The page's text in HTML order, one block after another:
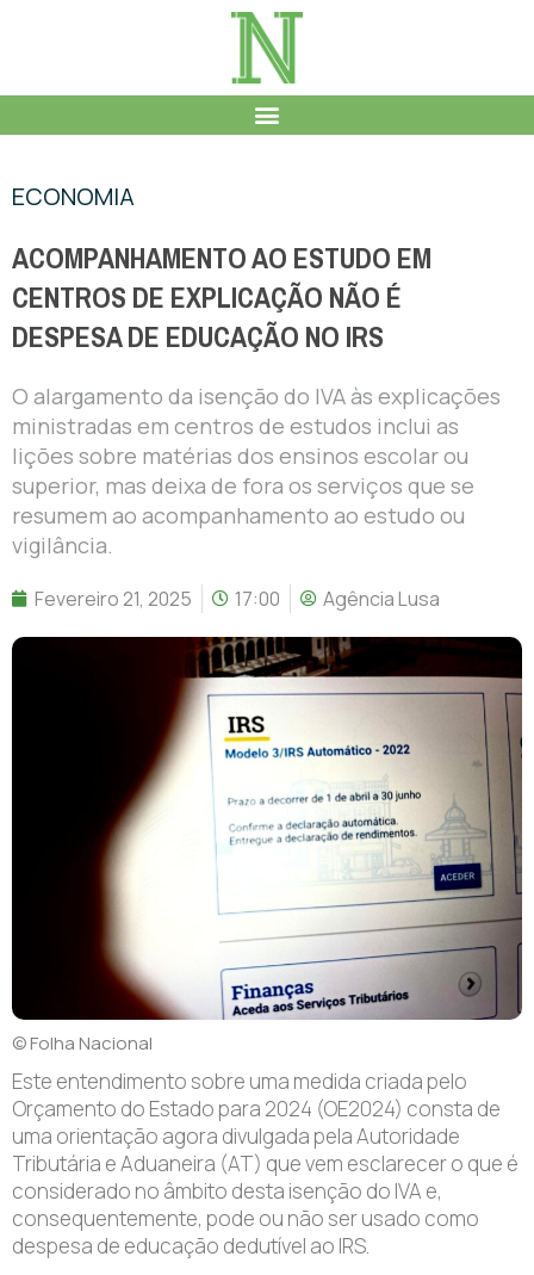
ECONOMIA
ACOMPANHAMENTO AO ESTUDO EM
CENTROS DE EXPLICAÇÃO NÃO É
DESPESA DE EDUCAÇÃO NO IRS
O alargamento da isenção do IVA às explicações
ministradas em centros de estudos inclui as
lições sobre matérias dos ensinos escolar ou
superior, mas deixa de fora os serviços que se
resumem ao acompanhamento ao estudo ou
vigilância.
Fevereiro 21, 2025 17:00 Agência Lusa
© Folha Nacional
Este entendimento sobre uma medida criada pelo
Orçamento do Estado para 2024 (OE2024) consta de
uma orientação agora divulgada pela Autoridade
Tributária e Aduaneira (AT) que vem esclarecer o que é
considerado no âmbito desta isenção do IVA e,
consequentemente, pode ou não ser usado como
despesa de educação dedutível ao IRS.